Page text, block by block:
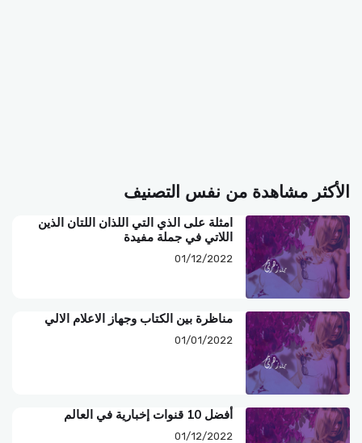
الأكثر مشاهدة من نفس التصنيف
امثلة على الذي التي اللذان اللتان الذين
اللاتي في جملة مفيدة
01/12/2022
مناظرة بين الكتاب وجهاز الاعلام الالي
01/01/2022
أفضل 10 قنوات إخبارية في العالم
01/12/2022